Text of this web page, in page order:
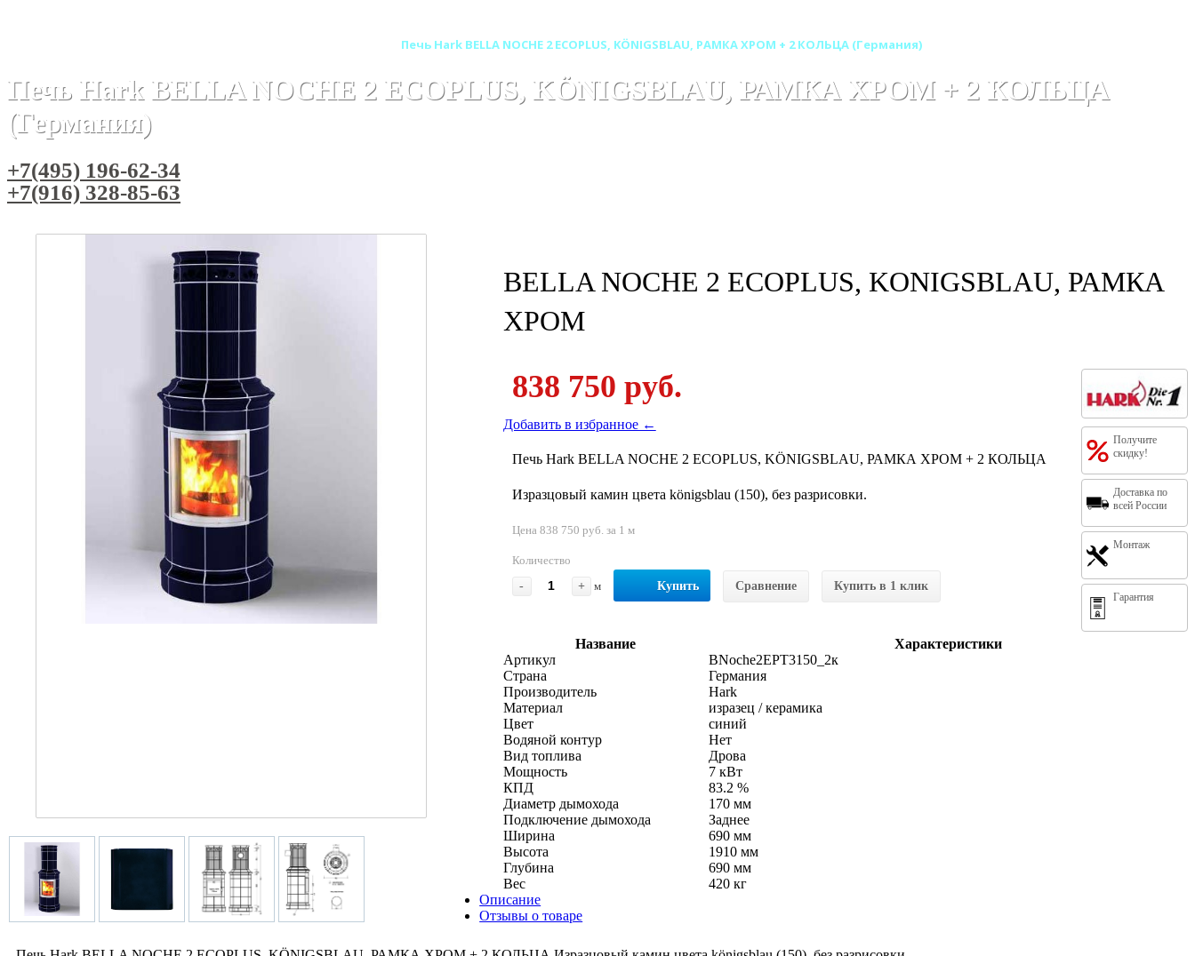
Печь Hark BELLA NOCHE 2 ECOPLUS, KÖNIGSBLAU, РАМКА ХРОМ + 2 КОЛЬЦА (Германия)
Печь Hark BELLA NOCHE 2 ECOPLUS, KÖNIGSBLAU, РАМКА ХРОМ + 2 КОЛЬЦА
(Германия)
+7(495) 196-62-34
+7(916) 328-85-63
BELLA NOCHE 2 ECOPLUS, KONIGSBLAU, РАМКА
ХРОМ
Получите
скидку!
Доставка по
всей России
Монтаж
Гарантия
838 750 руб.
Добавить в избранное ←
Печь Hark BELLA NOCHE 2 ECOPLUS, KÖNIGSBLAU, РАМКА ХРОМ + 2 КОЛЬЦА
Изразцовый камин цвета königsblau (150), без разрисовки.
Цена 838 750 руб. за 1 м
Количество
-
+ м Купить Сравнение Купить в 1 клик
Название
Характеристики
Артикул
BNoche2EPT3150_2к
Страна
Германия
Производитель
Hark
Материал
изразец / керамика
Цвет
синий
Водяной контур
Нет
Вид топлива
Дрова
Мощность
7 кВт
КПД
83.2 %
Диаметр дымохода
170 мм
Подключение дымохода
Заднее
Ширина
690 мм
Высота
1910 мм
Глубина
690 мм
Вес
420 кг
Описание
Отзывы о товаре